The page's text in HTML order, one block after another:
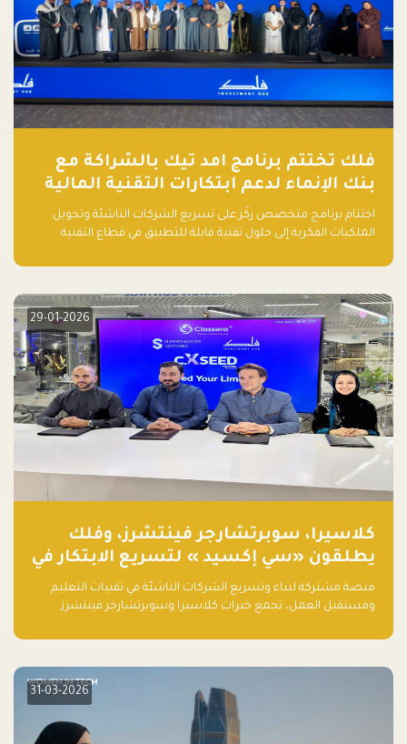
فلك تختتم برنامج امد تيك بالشراكة مع
بنك الإنماء لدعم ابتكارات التقنية المالية
اختتام برنامج متخصص ركّز على تسريع الشركات الناشئة وتحويل
الملكيات الفكرية إلى حلول تقنية قابلة للتطبيق في قطاع التقنية
29-01-2026
كلاسيرا، سوبرتشارجر فينتشرز، وفلك
يطلقون «سي إكسيد » لتسريع الابتكار في
تقنيات التعليم ومستقبل العمل
منصة مشتركة لبناء وتسريع الشركات الناشئة في تقنيات التعليم
ومستقبل العمل، تجمع خبرات كلاسيرا وسوبرتشارجر فينتشرز
العالمية.
31-03-2026